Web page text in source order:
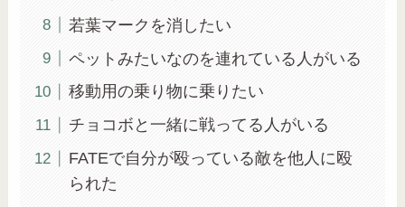
若葉マークを消したい
ペットみたいなのを連れている人がいる
移動用の乗り物に乗りたい
チョコボと一緒に戦ってる人がいる
FATEで自分が殴っている敵を他人に殴
られた